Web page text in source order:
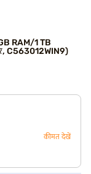
RAM/1 TB
C563012WIN9)
कीमत देखें